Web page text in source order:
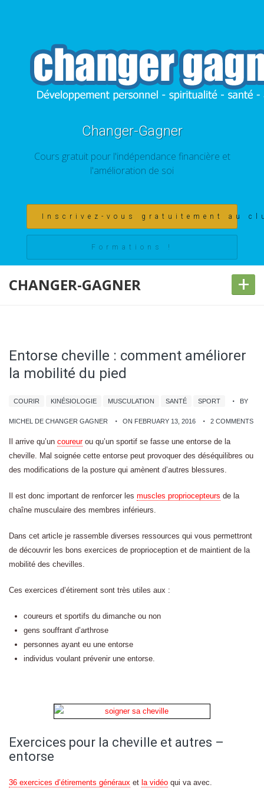
Changer-Gagner
Cours gratuit pour l'indépendance financière et
l'amélioration de soi
Inscrivez-vous gratuitement au
Formations !
CHANGER-GAGNER +
Entorse cheville : comment améliorer
la mobilité du pied
COURIR KINÉSIOLOGIE MUSCULATION SANTÉ SPORT BY
MICHEL DE CHANGER GAGNER ON FEBRUARY 13, 2016 2 COMMENTS
Il arrive qu’un coureurou qu’un sportif se fasse une entorse de la
cheville. Mal soignée cette entorse peut provoquer des déséquilibres ou
des modifications de la posture qui amènent d’autres blessures.
Il est donc important de renforcer les muscles propriocepteurs de la
chaîne musculaire des membres inférieurs.
Dans cet article je rassemble diverses ressources qui vous permettront
de découvrir les bons exercices de proprioception et de maintient de la
mobilité des chevilles.
Ces exercices d’étirement sont très utiles aux :
coureurs et sportifs du dimanche ou non
gens souffrant d’arthrose
personnes ayant eu une entorse
individus voulant prévenir une entorse.
Exercices pour la cheville et autres –
entorse
36 exercices d’étirements généraux et la vidéo qui va avec.